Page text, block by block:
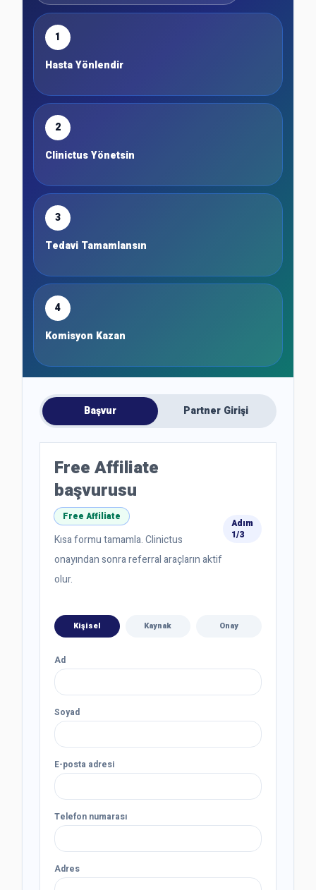
1
Hasta Yönlendir
2
Clinictus Yönetsin
3
Tedavi Tamamlansın
4
Komisyon Kazan
Başvur Partner Girişi
Free Affiliate
başvurusu
Free Affiliate
Kısa formu tamamla. Clinictus
onayından sonra referral araçların aktif
olur.
Adım
1/3
Kişisel Kaynak Onay
Ad
Soyad
E-posta adresi
Telefon numarası
Adres